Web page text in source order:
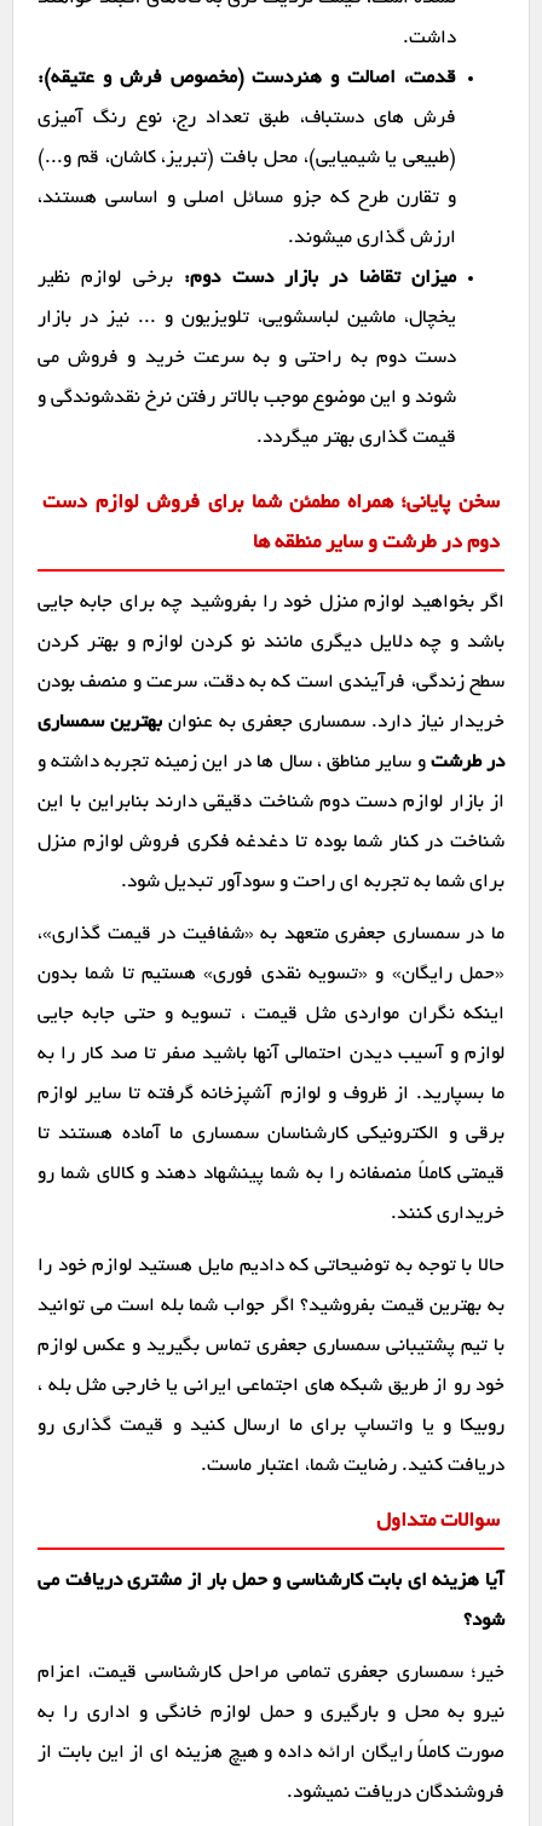
داشت.
قدمت، اصالت و هنردست (مخصوص فرش و عتیقه):
فرش های دستباف، طبق تعداد رج، نوع رنگ آمیزی
(طبیعی یا شیمیایی)، محل بافت (تبریز، کاشان، قم و...)
و تقارن طرح که جزو مسائل اصلی و اساسی هستند،
ارزش گذاری میشوند.
میزان تقاضا در بازار دست دوم: برخی لوازم نظیر
یخچال، ماشین لباسشویی، تلویزیون و ... نیز در بازار
دست دوم به راحتی و به سرعت خرید و فروش می
شوند و این موضوع موجب بالاتر رفتن نرخ نقدشوندگی و
قیمت گذاری بهتر میگردد.
سخن پایانی؛ همراه مطمئن شما برای فروش لوازم دست
دوم در طرشت و سایر منطقه ها
اگر بخواهید لوازم منزل خود را بفروشید چه برای جابه جایی
باشد و چه دلایل دیگری مانند نو کردن لوازم و بهتر کردن
سطح زندگی، فرآیندی است که به دقت، سرعت و منصف بودن
خریدار نیاز دارد. سمساری جعفری به عنوان بهترین سمساری
در طرشت و سایر مناطق ، سال ها در این زمینه تجربه داشته و
از بازار لوازم دست دوم شناخت دقیقی دارند بنابراین با این
شناخت در کنار شما بوده تا دغدغه فکری فروش لوازم منزل
برای شما به تجربه ای راحت و سودآور تبدیل شود.
ما در سمساری جعفری متعهد به «شفافیت در قیمت گذاری»،
«حمل رایگان» و «تسویه نقدی فوری» هستیم تا شما بدون
اینکه نگران مواردی مثل قیمت ، تسویه و حتی جابه جایی
لوازم و آسیب دیدن احتمالی آنها باشید صفر تا صد کار را به
ما بسپارید. از ظروف و لوازم آشپزخانه گرفته تا سایر لوازم
برقی و الکترونیکی کارشناسان سمساری ما آماده هستند تا
قیمتی کاملاً منصفانه را به شما پینشهاد دهند و کالای شما رو
خریداری کنند.
حالا با توجه به توضیحاتی که دادیم مایل هستید لوازم خود را
به بهترین قیمت بفروشید؟ اگر جواب شما بله است می توانید
با تیم پشتیبانی سمساری جعفری تماس بگیرید و عکس لوازم
خود رو از طریق شبکه های اجتماعی ایرانی یا خارجی مثل بله ،
روبیکا و یا واتساپ برای ما ارسال کنید و قیمت گذاری رو
دریافت کنید. رضایت شما، اعتبار ماست.
سوالات متداول
آیا هزینه ای بابت کارشناسی و حمل بار از مشتری دریافت می
شود؟
خیر؛ سمساری جعفری تمامی مراحل کارشناسی قیمت، اعزام
نیرو به محل و بارگیری و حمل لوازم خانگی و اداری را به
صورت کاملاً رایگان ارائه داده و هیچ هزینه ای از این بابت از
فروشندگان دریافت نمیشود.